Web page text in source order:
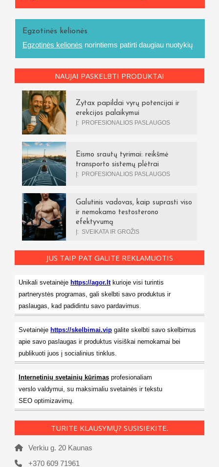
Egzotinės kelionės
Egzotinės kelionės norintiems patirti daugiau nuotykių
NAUJAI PASKELBTI PRODUKTAI
Zytax papildai vyrų potencijai ir
erekcijos palaikymui
Į: PROFESIONALIOS PASLAUGOS
Eismo srautų tyrimai: reikšmė
transporto sistemų plėtrai
Į: PROFESIONALIOS PASLAUGOS
Galutinis vadovas, kaip suprasti viso
ir nemokamo testosterono
efektyvumą
Į: SVEIKATA IR GROŽIS
JUS TAIP PAT GALITE REKLAMUOTIS
Unikali svetainėje https://agor.ltkurioje visi turintis
partnerystės programas, gali skelbti savo produktus ir
paslaugas, kad padidintu savo pardavimus.
Svetainėje https://skelbimai.vip galite skelbti savo skelbimus
apie savo paslaugas ir produktus visiškai nemokamai bei
publikuoti juos į socialinius tinklus.
Internetinių svetainių kūrimas profesionaliam
verslo valdymui, su maksimaliu svetainės ir tekstu
SEO optimizavimų.
TURITE KLAUSYMŲ? SUSISIEKITE.
Verkiu g. 20 Kaunas
+370 609 71961